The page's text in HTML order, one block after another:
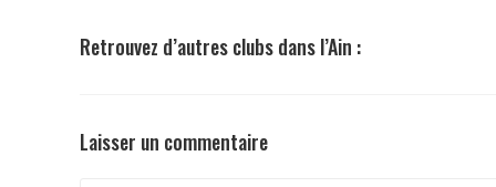
Retrouvez d’autres clubs dans l’Ain :
Laisser un commentaire